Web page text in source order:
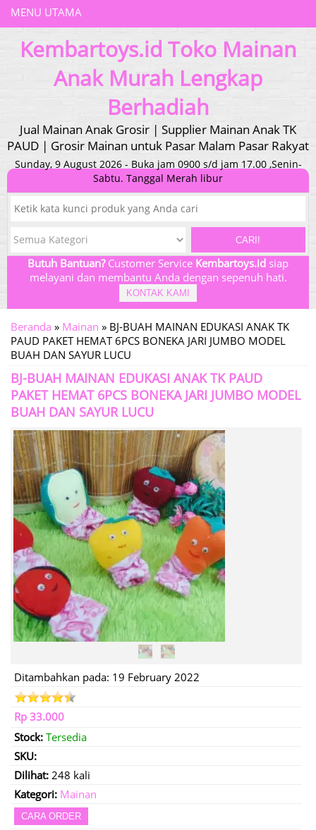
MENU UTAMA
Kembartoys.id Toko Mainan
Anak Murah Lengkap
Berhadiah
Jual Mainan Anak Grosir | Supplier Mainan Anak TK
PAUD | Grosir Mainan untuk Pasar Malam Pasar Rakyat
Sunday, 9 August 2026 - Buka jam 0900 s/d jam 17.00 ,Senin-
Sabtu. Tanggal Merah libur
CARI!
Butuh Bantuan?Customer Service Kembartoys.id siap
melayani dan membantu Anda dengan sepenuh hati.
KONTAK KAMI
Beranda » Mainan » BJ-BUAH MAINAN EDUKASI ANAK TK
PAUD PAKET HEMAT 6PCS BONEKA JARI JUMBO MODEL
BUAH DAN SAYUR LUCU
BJ-BUAH MAINAN EDUKASI ANAK TK PAUD
PAKET HEMAT 6PCS BONEKA JARI JUMBO MODEL
BUAH DAN SAYUR LUCU
Ditambahkan pada: 19 February 2022
Rp 33.000
Stock: Tersedia
SKU:
Dilihat: 248 kali
Kategori: Mainan
CARA ORDER